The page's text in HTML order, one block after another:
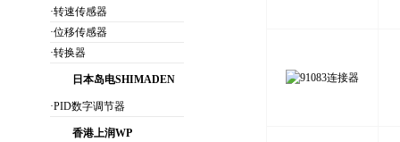
·转速传感器
·位移传感器
·转换器
日本岛电SHIMADEN
·PID数字调节器
香港上润WP